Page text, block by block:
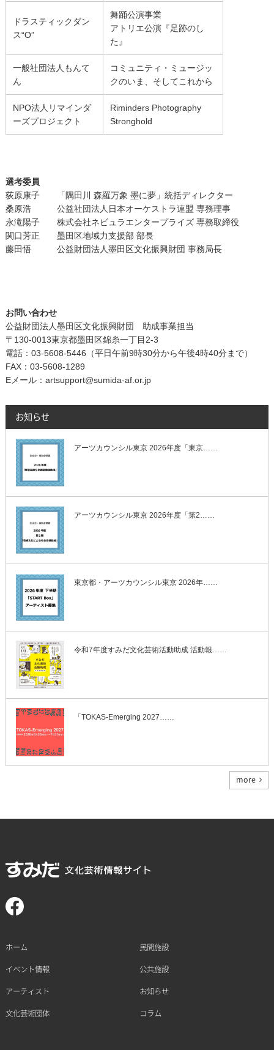
ドラスティックダン
ス“O”
舞踊公演事業
アトリエ公演『足跡のし
た』
一般社団法人もんて
ん
コミュニティ・ミュージッ
クのいま、そしてこれから
NPO法人リマインダ
ーズプロジェクト
Riminders Photography
Stronghold
選考委員
荻原康子 「隅田川 森羅万象 墨に夢」統括ディレクター
桑原浩 公益社団法人日本オーケストラ連盟 専務理事
永滝陽子 株式会社ネビュラエンタープライズ 専務取締役
関口芳正 墨田区地域力支援部 部長
藤田悟 公益財団法人墨田区文化振興財団 事務局長
お問い合わせ
公益財団法人墨田区文化振興財団 助成事業担当
〒130-0013東京都墨田区錦糸一丁目2-3
電話：03-5608-5446（平日午前9時30分から午後4時40分まで）
FAX：03-5608-1289
Eメール：artsupport@sumida-af.or.jp
お知らせ
アーツカウンシル東京 2026年度「東京……
アーツカウンシル東京 2026年度「第2……
東京都・アーツカウンシル東京 2026年……
令和7年度すみだ文化芸術活動助成 活動報……
「TOKAS-Emerging 2027……
more
ホーム
イベント情報
アーティスト
文化芸術団体
民間施設
公共施設
お知らせ
コラム